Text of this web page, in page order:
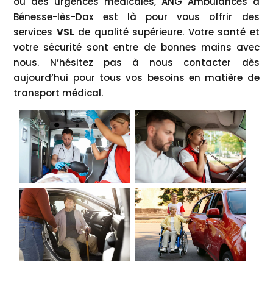
Bénesse-lès-Dax est là pour vous offrir des
services VSL de qualité supérieure. Votre santé et
votre sécurité sont entre de bonnes mains avec
nous. N’hésitez pas à nous contacter dès
aujourd’hui pour tous vos besoins en matière de
transport médical.